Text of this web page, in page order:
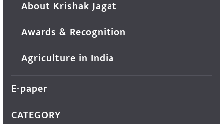
About Krishak Jagat
Awards & Recognition
Agriculture in India
E-paper
CATEGORY